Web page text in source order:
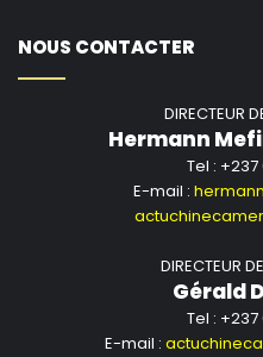
NOUS CONTACTER
DIRECTEUR
Hermann
Tel :
E-mail :
DIRECTEUR
Gérald
Tel :
E-mail :